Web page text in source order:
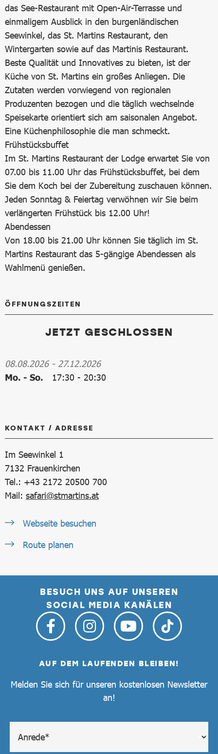
das See-Restaurant mit Open-Air-Terrasse und
einmaligem Ausblick in den burgenländischen
Seewinkel, das St. Martins Restaurant, den
Wintergarten sowie auf das Martinis Restaurant.
Beste Qualität und Innovatives zu bieten, ist der
Küche von St. Martins ein großes Anliegen. Die
Zutaten werden vorwiegend von regionalen
Produzenten bezogen und die täglich wechselnde
Speisekarte orientiert sich am saisonalen Angebot.
Eine Küchenphilosophie die man schmeckt.
Frühstücksbuffet
Im St. Martins Restaurant der Lodge erwartet Sie von
07.00 bis 11.00 Uhr das Frühstücksbuffet, bei dem
Sie dem Koch bei der Zubereitung zuschauen können.
Jeden Sonntag & Feiertag verwöhnen wir Sie beim
verlängerten Frühstück bis 12.00 Uhr!
Abendessen
Von 18.00 bis 21.00 Uhr können Sie täglich im St.
Martins Restaurant das 5-gängige Abendessen als
Wahlmenü genießen.
ÖFFNUNGSZEITEN
JETZT GESCHLOSSEN
08.08.2026- 27.12.2026
Mo. - So.
17:30 - 20:30
KONTAKT / ADRESSE
Im Seewinkel 1
7132 Frauenkirchen
Tel.: +43 2172 20500 700
Mail: safari@stmartins.at
Webseite besuchen
Route planen
BESUCH UNS AUF UNSEREN
SOCIAL MEDIA KANÄLEN
AUF DEM LAUFENDEN BLEIBEN!
Melden Sie sich für unseren kostenlosen Newsletter
an!